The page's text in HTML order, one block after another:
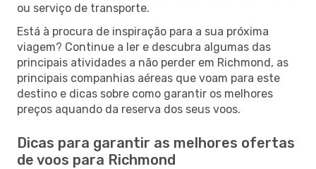
ou serviço de transporte.
Está à procura de inspiração para a sua próxima
viagem? Continue a ler e descubra algumas das
principais atividades a não perder em Richmond, as
principais companhias aéreas que voam para este
destino e dicas sobre como garantir os melhores
preços aquando da reserva dos seus voos.
Dicas para garantir as melhores ofertas
de voos para Richmond